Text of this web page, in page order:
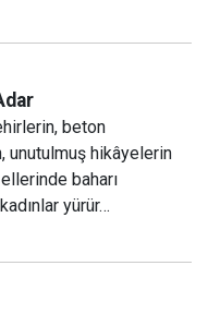
beton
unutulmuş hikâyelerin
baharı
yürür…